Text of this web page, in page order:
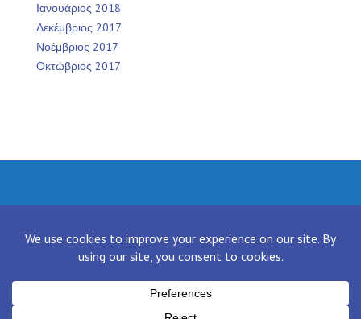
Ιανουάριος 2018
Δεκέμβριος 2017
Νοέμβριος 2017
Οκτώβριος 2017
Facebook
TwitterInstagram
LinkedIn